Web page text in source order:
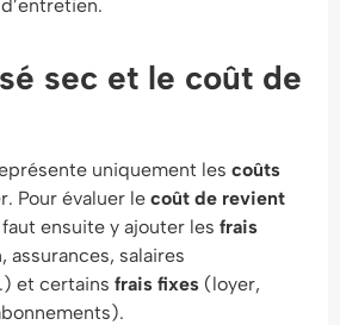
sec et le coût de
uniquement les coûts
Pour évaluer le coût de revient
ensuite y ajouter les frais
assurances, salaires
et certains frais fixes (loyer,